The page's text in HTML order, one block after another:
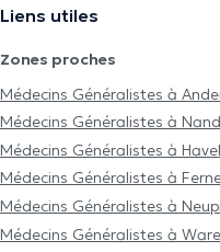
Liens utiles
Zones proches
Médecins Généralistes à
Médecins Généralistes à
Médecins Généralistes à
Médecins Généralistes à
Médecins Généralistes à
Médecins Généralistes à